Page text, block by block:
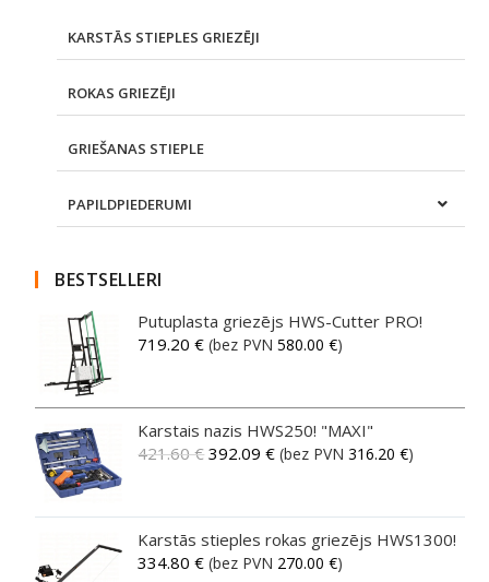
KARSTĀS STIEPLES GRIEZĒJI
ROKAS GRIEZĒJI
GRIEŠANAS STIEPLE
PAPILDPIEDERUMI
BESTSELLERI
Putuplasta griezējs HWS-Cutter PRO!
719.20€ (bez PVN580.00€)
Karstais nazis HWS250! "MAXI"
421.60€ 392.09€ (bez PVN316.20€)
Karstās stieples rokas griezējs HWS1300!
334.80€ (bez PVN 270.00€)